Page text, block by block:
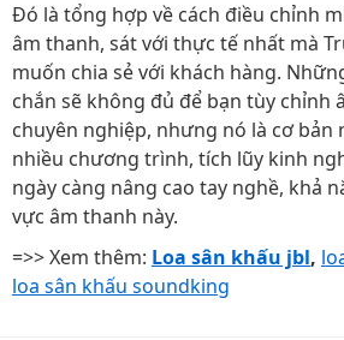
Đó là tổng hợp về cách điều chỉnh
âm thanh, sát với thực tế nhất mà
muốn chia sẻ với khách hàng.
chắn sẽ không đủ để bạn tùy chỉnh
chuyên nghiệp, nhưng nó là cơ bản
nhiều chương trình, tích lũy kinh
ngày càng nâng cao tay nghề, khả
vực âm thanh này.
=>> Xem thêm: Loa sân khấu jbl,
loa sân khấu soundking